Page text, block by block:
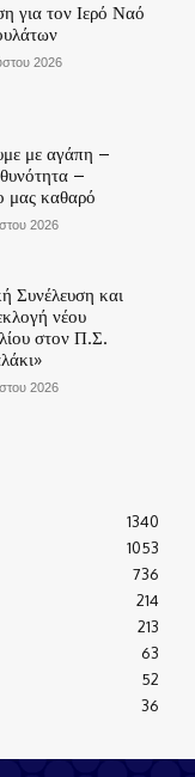
για τον Ιερό Ναό
2026
με αγάπη –
–
μας καθαρό
2026
Συνέλευση και
νέου
στον Π.Σ.
2026
1340
1053
736
214
213
63
52
36